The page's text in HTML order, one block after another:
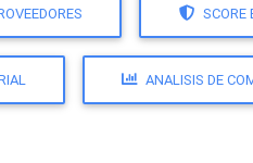
SCORE
ANALISIS DE